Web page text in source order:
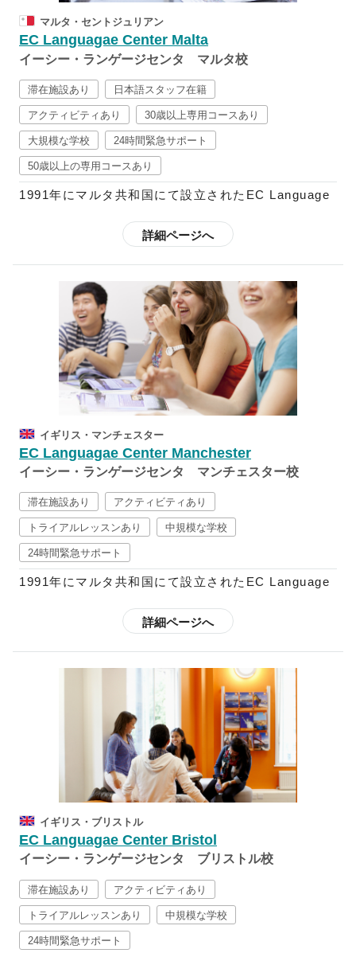
の知識も身に着けられます。
各キャンパスには日本人スタッフが常勤しているの
で、カリキュラムを組む際の相談や現地での生活相談
など、何か不安なことなどあれば、いつでも日本語で
相談することが可能です。
また、ILSCでは授業以外でも英語の勉強法や英語に
触れられるよう、アルバイトやお仕事を探す学生のた
めのJob Club（履歴書の書き方や面接練習など）や、
英作文のコツを学ぶライティングクラス、地域のボラ
ンティアに参加するアクティビティなど、バラエティ
マルタ・セントジュリアン
EC Languagae Center Malta
イーシー・ランゲージセンタ マルタ校
滞在施設あり 日本語スタッフ在籍
アクティビティあり 30歳以上専用コースあり
大規模な学校 24時間緊急サポート
50歳以上の専用コースあり
1991年にマルタ共和国にて設立されたEC Language
です。現在は、世界5ヶ国18都市に語学学校を構えて
える教師陣も全員英語教育の資格保持者で、各教師の
指導を定期的にチェックするほど、教師の育成にも力
を入れています。
授業のカリキュラムは言語学や教育心理学、教育テク
ノロジーを土台として綿密に組み立てられており、さ
らに、コミュニカティブ・メソッドと呼ばれる実践的
め、やみくもにお喋りをするだけの会話の授業でもな
ければ、文法、読解、会話、リスニングと時間を区切
って勉強するスタイルではなく、新聞やテレビで取り
上げられたトピックを用いて単語や表現を学び、その
後実際にロールプレーをするなど、インプットとアウ
トプットを繰り返して英語を学ぶスタイルになりま
す。
な場所に位置しているので、学習と課外活動を充実さ
せるための環境が用意されています。さらに、生徒の
ライフスタイルの希望に応えられるよう、宿泊施設も
複数タイプ揃えています。
詳細ページへ
イギリス・マンチェスター
EC Languagae Center Manchester
イーシー・ランゲージセンタ マンチェスター校
滞在施設あり アクティビティあり
トライアルレッスンあり 中規模な学校
24時間緊急サポート
1991年にマルタ共和国にて設立されたEC Language
です。現在は、世界5ヶ国18都市に語学学校を構えて
える教師陣も全員英語教育の資格保持者で、各教師の
指導を定期的にチェックするほど、教師の育成にも力
を入れています。
授業のカリキュラムは言語学や教育心理学、教育テク
ノロジーを土台として綿密に組み立てられており、さ
らに、コミュニカティブ・メソッドと呼ばれる実践的
め、やみくもにお喋りをするだけの会話の授業でもな
ければ、文法、読解、会話、リスニングと時間を区切
って勉強するスタイルではなく、新聞やテレビで取り
上げられたトピックを用いて単語や表現を学び、その
後実際にロールプレーをするなど、インプットとアウ
トプットを繰り返して英語を学ぶスタイルになりま
す。
詳細ページへ
イギリス・ブリストル
EC Languagae Center Bristol
イーシー・ランゲージセンタ ブリストル校
滞在施設あり アクティビティあり
トライアルレッスンあり 中規模な学校
24時間緊急サポート